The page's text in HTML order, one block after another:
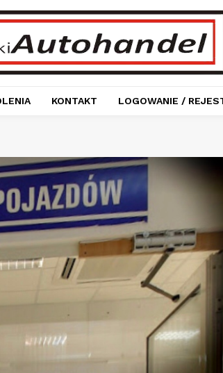
KONTAKT LOGOWANIE /